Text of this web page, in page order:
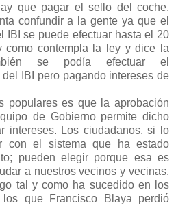
que pagar el sello del coche.
confundir a la gente ya que el
IBI se puede efectuar hasta el 20
como contempla la ley y dice la
se podía efectuar el
IBI pero pagando intereses de
populares es que la aprobación
de Gobierno permite dicho
intereses. Los ciudadanos, si lo
con el sistema que ha estado
pueden elegir porque esa es
a nuestros vecinos y vecinas,
tal y como ha sucedido en los
que Francisco Blaya perdió